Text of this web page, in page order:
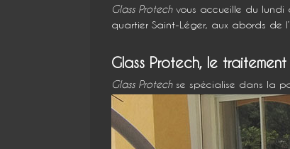
Glass Protechvous accueille du lundi
quartier Saint-Léger, aux abords de
Glass Protech, le
Glass Protechse spécialise dans la